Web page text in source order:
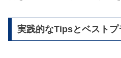
実践的なTipsとベストプ